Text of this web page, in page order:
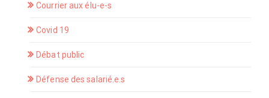
Courrier aux élu-e-s
Covid 19
Débat public
Défense des salarié.e.s